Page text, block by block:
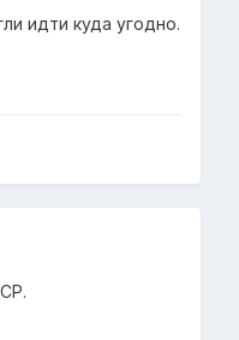
идти куда угодно.